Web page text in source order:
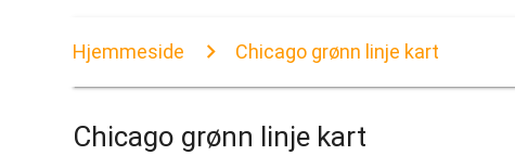
Hjemmeside Chicago grønn linje kart
Chicago grønn linje kart